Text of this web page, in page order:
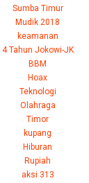
Sumba Timur
Mudik 2018
keamanan
4 Tahun Jokowi-JK
BBM
Hoax
Teknologi
Olahraga
Timor
kupang
Hiburan
Rupiah
aksi 313